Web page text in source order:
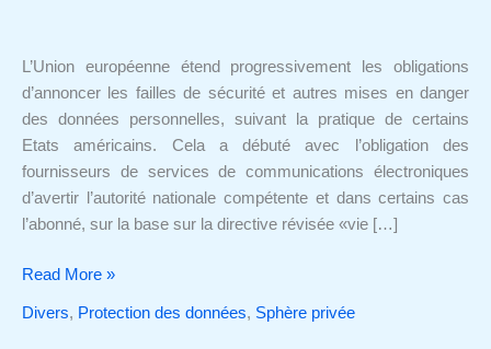
L’Union européenne étend progressivement les obligations
d’annoncer les failles de sécurité et autres mises en danger
des données personnelles, suivant la pratique de certains
Etats américains. Cela a débuté avec l’obligation des
fournisseurs de services de communications électroniques
d’avertir l’autorité nationale compétente et dans certains cas
l’abonné, sur la base sur la directive révisée «vie […]
ses
failles
?
Read More »
Divers, Protection des données, Sphère privée